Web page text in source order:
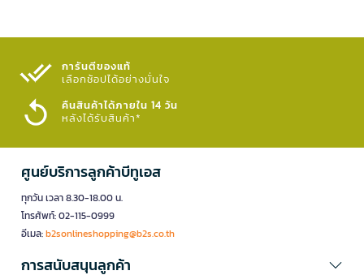
การันตีของแท้
เลือกช้อปได้อย่างมั่นใจ​
คืนสินค้าได้ภายใน 14 วัน
หลังได้รับสินค้า*
ศูนย์บริการลูกค้าบีทูเอส
ทุกวัน เวลา 8.30-18.00 น.
โทรศัพท์: 02-115-0999
อีเมล:b2sonlineshopping@b2s.co.th
การสนับสนุนลูกค้า